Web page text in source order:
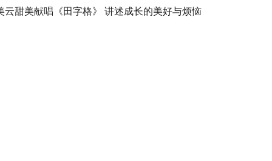
云甜美献唱《田字格》 讲述成长的美好与烦恼